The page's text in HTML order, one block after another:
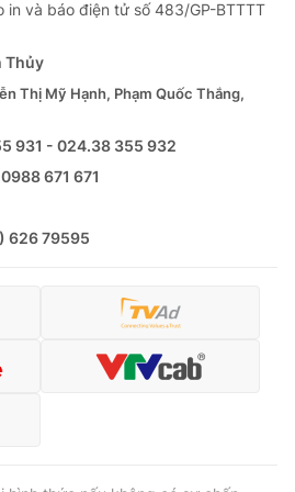
Podcast
Infographic
Shorts video
VTV Thể thao
in và báo điện tử số 483/GP-BTTTT
Thủy
Thị Mỹ Hạnh, Phạm Quốc Thắng,
931 - 024.38 355 932
0988 671 671
626 79595